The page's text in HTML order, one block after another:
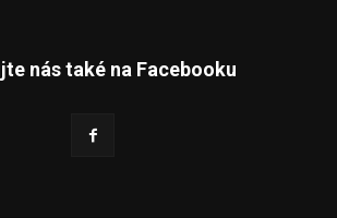
nás také na Facebooku